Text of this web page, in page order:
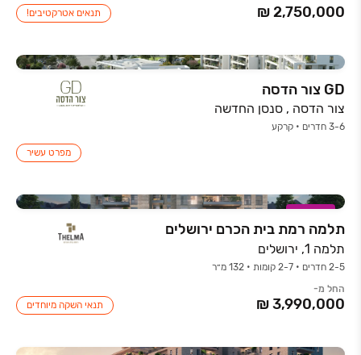
תנאים אטרקטיבים!
GD צור הדסה
צור הדסה , סנסן החדשה
3-6 חדרים • קרקע
מפרט עשיר
במבצע
תלמה רמת בית הכרם ירושלים
תלמה 1, ירושלים
2-5 חדרים • 2-7 קומות • 132 מ״ר
החל מ-
תנאי השקה מיוחדים